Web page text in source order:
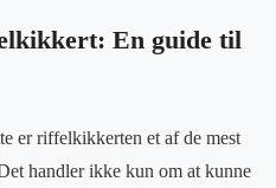
En guide til
er riffelkikkerten et af de mest
handler ikke kun om at kunne